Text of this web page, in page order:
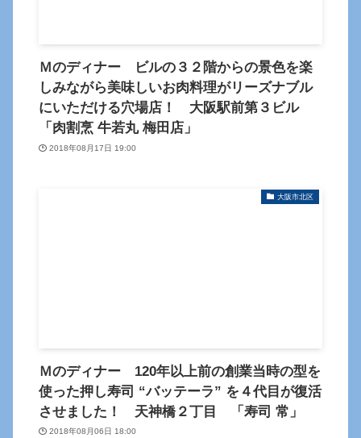
Ｍのディナー ビルの３２階からの景色を楽
しみながら美味しいお肉料理がリーズナブル
にいただける穴場店！ 大阪駅前第３ビル
「肉割烹 牛若丸 梅田店」
2018年08月17日 19:00
大阪市北区
Ｍのディナー 120年以上前の創業当時の型を
使った押し寿司 “バッテーラ” を４代目が復活
させました！ 天神橋２丁目 「寿司 常」
2018年08月06日 18:00